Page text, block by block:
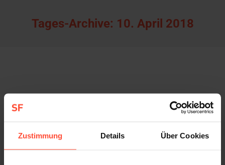
Zustimmung Details Über Cookies
Tages-Archive: 10. April 2018
Content Marketing: Umfrage für Hermes